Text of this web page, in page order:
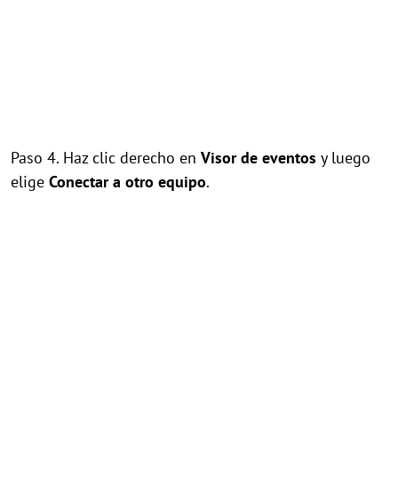
Paso 4. Haz clic derecho en Visor de eventos y luego
elige Conectar a otro equipo.